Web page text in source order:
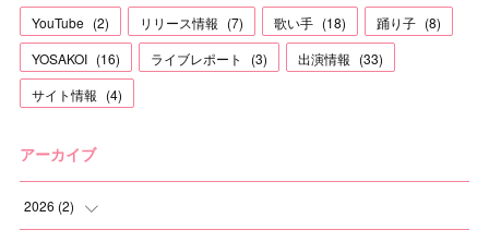
YouTube (2) リリース情報 (7) 歌い手 (18) 踊り子 (8)
YOSAKOI (16) ライブレポート (3) 出演情報 (33)
サイト情報 (4)
アーカイブ
2026 (2)